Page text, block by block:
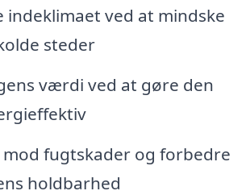
indeklimaet ved at mindske
steder
værdi ved at gøre den
mod fugtskader og forbedre
holdbarhed